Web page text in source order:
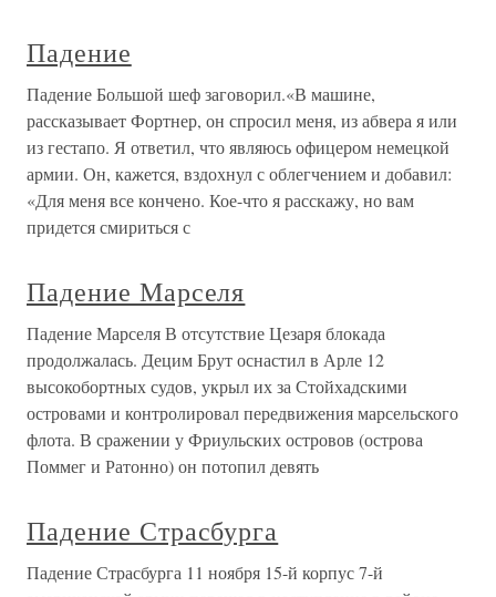
Падение
Падение Большой шеф заговорил.«В машине,
рассказывает Фортнер, он спросил меня, из абвера я или
из гестапо. Я ответил, что являюсь офицером немецкой
армии. Он, кажется, вздохнул с облегчением и добавил:
«Для меня все кончено. Кое-что я расскажу, но вам
придется смириться с
Падение Марселя
Падение Марселя В отсутствие Цезаря блокада
продолжалась. Децим Брут оснастил в Арле 12
высокобортных судов, укрыл их за Стойхадскими
островами и контролировал передвижения марсельского
флота. В сражении у Фриульских островов (острова
Поммег и Ратонно) он потопил девять
Падение Страсбурга
Падение Страсбурга 11 ноября 15-й корпус 7-й